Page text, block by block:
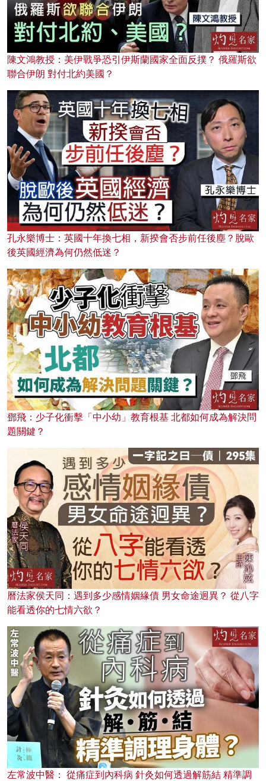
陳文鴻教授：美伊戰爭恐引伊斯蘭國家全面反撲？ 俄羅斯欲
聯合伊朗 對付北約美國？
孔永樂博士：英國十年換七相，新揆會否步前任後塵？脫歐
後英國經濟為何仍然低迷？
鄧飛：少子化衝擊「中小幼」教育根基 北都如何成為解決問
題關鍵？
曆法家侯天同：遇到多少感情姻緣債 男女命途迥異？ 從八字
能看透你的七情六欲？
左常波中醫： 從痛症到內科病 針灸如何透過解筋結 精準調